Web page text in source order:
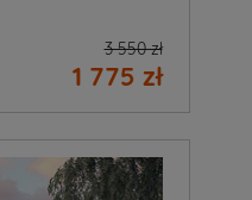
3 550 zł
1 775 zł